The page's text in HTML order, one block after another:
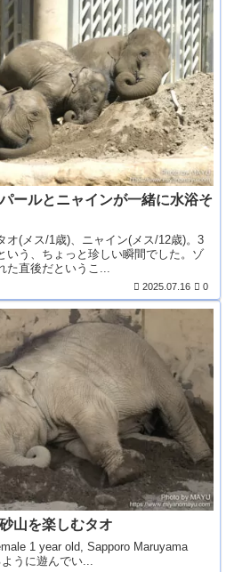
ールとニャインが一緒に水浴そ
オ(メス/1歳)、ニャイン(メス/12歳)。3
いう、ちょっと珍しい瞬間でした。ゾ
直後だというこ...
2025.07.16 0
山を楽しむタオ
1 year old, Sapporo Maruyama
うに遊んでい...